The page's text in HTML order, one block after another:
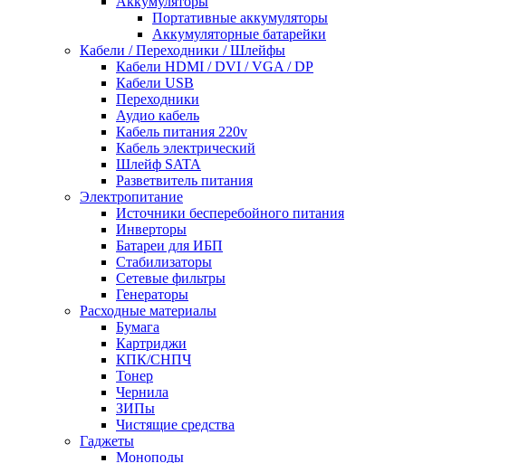
Портативные аккумуляторы
Аккумуляторные батарейки
Кабели / Переходники / Шлейфы
Кабели HDMI / DVI / VGA / DP
Кабели USB
Переходники
Аудио кабель
Кабель питания 220v
Кабель электрический
Шлейф SATA
Разветвитель питания
Электропитание
Источники бесперебойного питания
Инверторы
Батареи для ИБП
Стабилизаторы
Сетевые фильтры
Генераторы
Расходные материалы
Бумага
Картриджи
КПК/СНПЧ
Тонер
Чернила
ЗИПы
Чистящие средства
Гаджеты
Моноподы